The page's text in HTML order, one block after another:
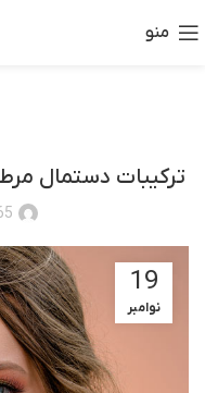
منو
ترکیبات دستمال
19
نوامبر